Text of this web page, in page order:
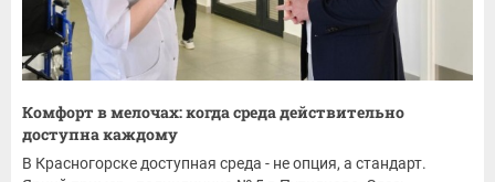
Комфорт в мелочах: когда среда действительно
доступна каждому
В Красногорске доступная среда - не опция, а стандарт.